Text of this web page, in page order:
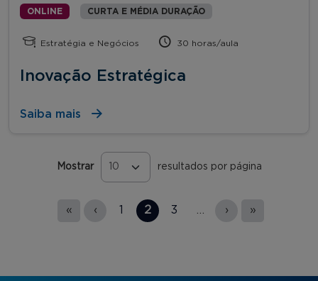
ONLINE CURTA E MÉDIA DURAÇÃO
Estratégia e Negócios 30 horas/aula
Inovação Estratégica
Saiba mais
Mostrar resultados por página
« ‹ 1 2 3 › »